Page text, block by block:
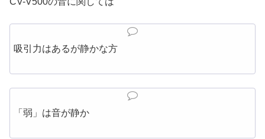
吸引力はあるが静かな方
「弱」は音が静か